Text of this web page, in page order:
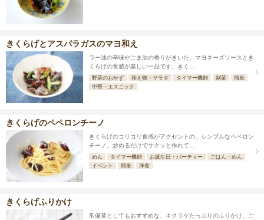
きくらげとアスパラガスのマヨ和え
ラー油の辛味やごま油の香りがきいた、マヨネーズソースとき
くらげの食感が楽しい一品です。きく...
野菜のおかず 和え物・サラダ タイマー機能 副菜
簡単
中華・エスニック
きくらげのペペロンチーノ
きくらげのコリコリ食感がアクセントの、シンプルなペペロン
チーノ。炒めるだけでサクッと作れて...
めん タイマー機能 お誕生日・パーティー
ごはん・めん
イベント
簡単 洋食
きくらげふりかけ
常備菜としてもおすすめな、キクラゲたっぷりのふりかけ。ご